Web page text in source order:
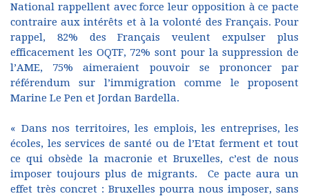
National rappellent avec force leur opposition à ce pacte
contraire aux intérêts et à la volonté des Français. Pour
rappel, 82% des Français veulent expulser plus
efficacement les OQTF, 72% sont pour la suppression de
l’AME, 75% aimeraient pouvoir se prononcer par
référendum sur l’immigration comme le proposent
Marine Le Pen et Jordan Bardella.
« Dans nos territoires, les emplois, les entreprises, les
écoles, les services de santé ou de l’Etat ferment et tout
ce qui obsède la macronie et Bruxelles, c’est de nous
imposer toujours plus de migrants. Ce pacte aura un
effet très concret : Bruxelles pourra nous imposer, sans